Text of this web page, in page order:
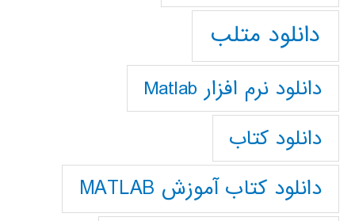
دانلود متلب
دانلود نرم افزار Matlab
دانلود کتاب
دانلود کتاب آموزش MATLAB